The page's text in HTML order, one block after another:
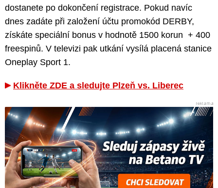
dostanete po dokončení registrace. Pokud navíc
dnes zadáte při založení účtu promokód DERBY,
získáte speciální bonus v hodnotě 1500 korun + 400
freespinů. V televizi pak utkání vysílá placená stanice
Oneplay Sport 1.
Klikněte ZDE a sledujte Plzeň vs. Liberec